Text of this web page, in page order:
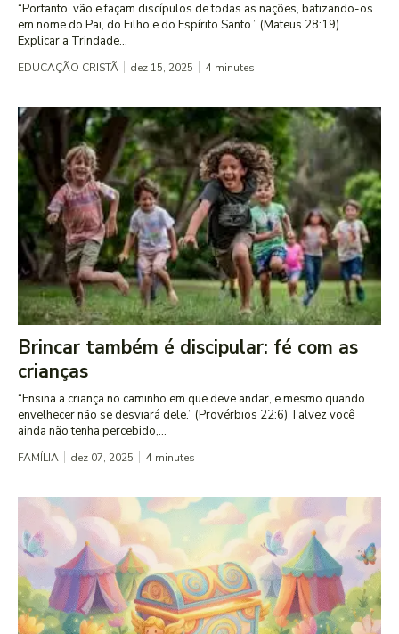
“Portanto, vão e façam discípulos de todas as nações, batizando-os
em nome do Pai, do Filho e do Espírito Santo.” (Mateus 28:19)
Explicar a Trindade...
EDUCAÇÃO CRISTÃ dez 15, 2025 4 minutes
Brincar também é discipular: fé com as
crianças
“Ensina a criança no caminho em que deve andar, e mesmo quando
envelhecer não se desviará dele.” (Provérbios 22:6) Talvez você
ainda não tenha percebido,...
FAMÍLIA dez 07, 2025 4 minutes